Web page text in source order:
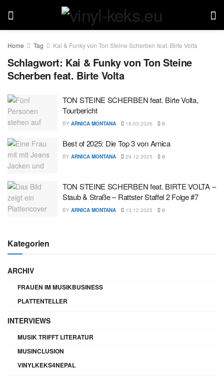
Home Tag Kai & Funky von Ton Steine Scherben feat. Birte Volta
Schlagwort: Kai & Funky von Ton Steine
Scherben feat. Birte Volta
TON STEINE SCHERBEN feat. Birte Volta,
Tourbericht
BY ARNICA MONTANA 18.03.2026 0
Best of 2025: Die Top 3 von Arnica
BY ARNICA MONTANA 29.12.2025 0
TON STEINE SCHERBEN feat. BIRTE VOLTA –
Staub & Straße – Rattster Staffel 2 Folge #7
BY ARNICA MONTANA 13.12.2025 0
Kategorien
ARCHIV
FRAUEN IM MUSIKBUSINESS
PLATTENTELLER
INTERVIEWS
MUSIK TRIFFT LITERATUR
MUSINCLUSION
VINYLKEKS4NEPAL